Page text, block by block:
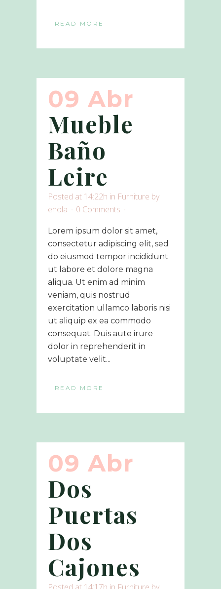
READ MORE
09 Abr
Mueble
Baño
Leire
Posted at 14:22h in Furniture by
enola
0 Comments
Lorem ipsum dolor sit amet,
consectetur adipiscing elit, sed
do eiusmod tempor incididunt
ut labore et dolore magna
aliqua. Ut enim ad minim
veniam, quis nostrud
exercitation ullamco laboris nisi
ut aliquip ex ea commodo
consequat. Duis aute irure
dolor in reprehenderit in
voluptate velit...
READ MORE
09 Abr
Dos
Puertas
Dos
Cajones